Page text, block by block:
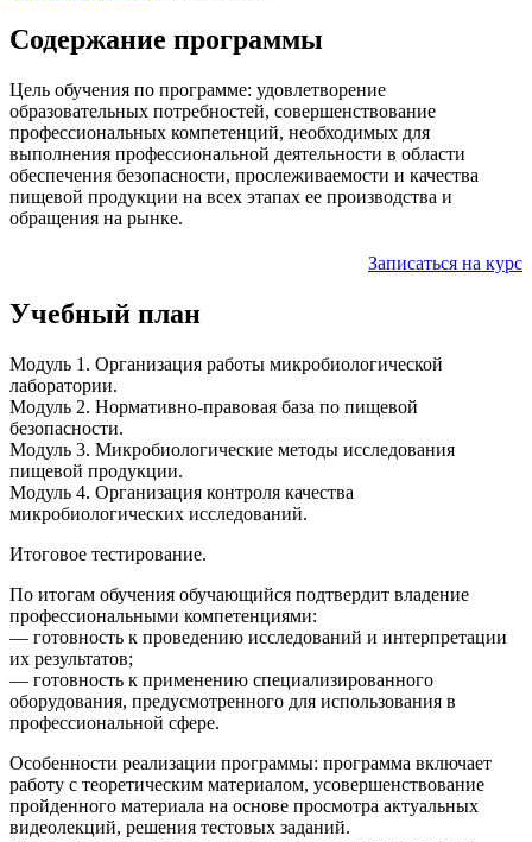
Содержание программы
Цель обучения по программе: удовлетворение
образовательных потребностей, совершенствование
профессиональных компетенций, необходимых для
выполнения профессиональной деятельности в области
обеспечения безопасности, прослеживаемости и качества
пищевой продукции на всех этапах ее производства и
обращения на рынке.
Записаться на курс
Учебный план
Модуль 1. Организация работы микробиологической
лаборатории.
Модуль 2. Нормативно-правовая база по пищевой
безопасности.
Модуль 3. Микробиологические методы исследования
пищевой продукции.
Модуль 4. Организация контроля качества
микробиологических исследований.
Итоговое тестирование.
По итогам обучения обучающийся подтвердит владение
профессиональными компетенциями:
— готовность к проведению исследований и интерпретации
их результатов;
— готовность к применению специализированного
оборудования, предусмотренного для использования в
профессиональной сфере.
Особенности реализации программы: программа включает
работу с теоретическим материалом, усовершенствование
пройденного материала на основе просмотра актуальных
видеолекций, решения тестовых заданий.